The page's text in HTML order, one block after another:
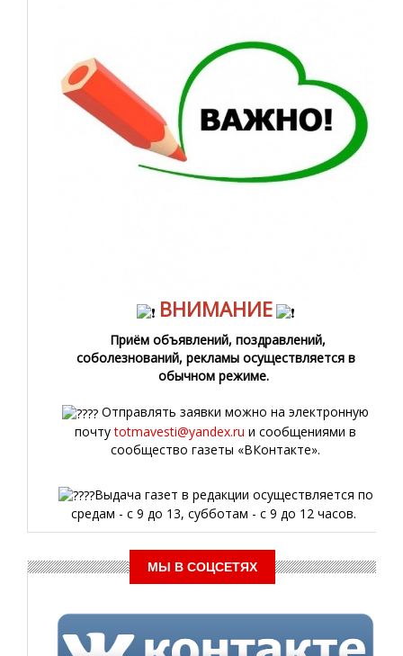
ВНИМАНИЕ
Приём объявлений, поздравлений,
соболезнований, рекламы осуществляется в
обычном режиме.
Отправлять заявки можно на электронную
почтуtotmavesti@yandex.ru и сообщениями в
сообщество газеты «ВКонтакте».
Выдача газет в редакции осуществляется по
средам - с 9 до 13, субботам - с 9 до 12 часов.
МЫ В СОЦСЕТЯХ